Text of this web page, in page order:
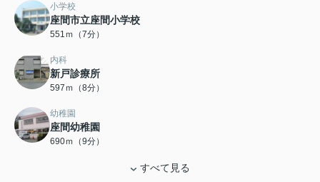
小学校
座間市立座間小学校
551ｍ（7分）
内科
新戸診療所
597ｍ（8分）
幼稚園
座間幼稚園
690ｍ（9分）
すべて見る